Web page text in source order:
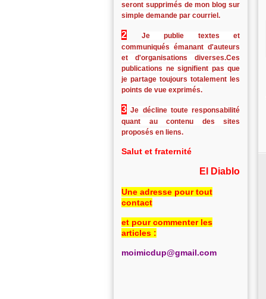
seront supprimés de mon blog sur
simple demande par courriel.
2
Je publie textes et
communiqués émanant d'auteurs
et d'organisations diverses.Ces
publications ne signifient pas que
je partage toujours totalement les
points de vue exprimés.
3 Je décline toute responsabilité
quant au contenu des sites
proposés en liens.
Salut et fraternité
El Diablo
Une adresse pour tout
contact
et pour commenter les
articles :
moimicdup@gmail.com